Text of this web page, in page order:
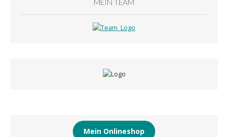
MEIN TEAM
Mein Onlineshop